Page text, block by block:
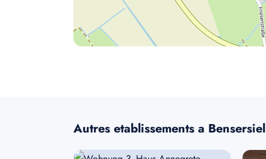
Autres etablissements a Bensersiel